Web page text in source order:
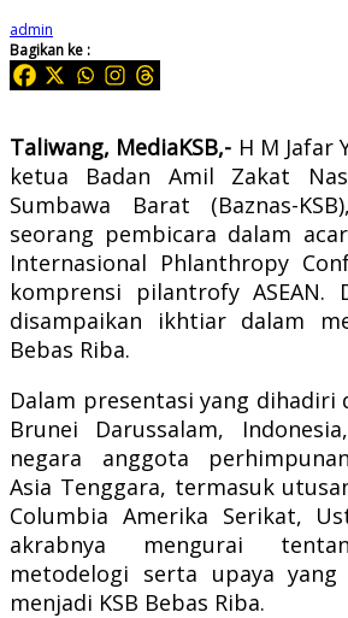
admin
Bagikan ke :
Taliwang, MediaKSB,- H M Jafar
ketua Badan Amil Zakat
Sumbawa Barat (Baznas-
seorang pembicara dalam
Internasional Phlanthropy
komprensi pilantrofy ASEAN.
disampaikan ikhtiar dalam
Bebas Riba.
Dalam presentasi yang dihadiri
Brunei Darussalam,
negara anggota
Asia Tenggara, termasuk
Columbia Amerika Serikat,
akrabnya mengurai
metodelogi serta upaya yang
menjadi KSB Bebas Riba.